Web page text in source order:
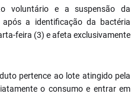
voluntário e a suspensão da
a identificação da bactéria
feira (3) e afeta exclusivamente
pertence ao lote atingido pela
o consumo e entrar em